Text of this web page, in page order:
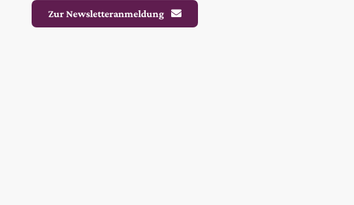
Zur Newsletteranmeldung